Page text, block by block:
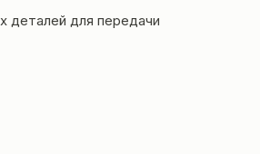
деталей для передачи